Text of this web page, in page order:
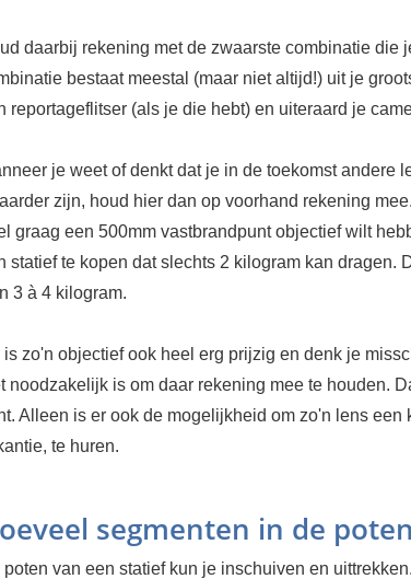
daarbij rekening met de zwaarste combinatie die
bestaat meestal (maar niet altijd!) uit je
reportageflitser (als je die hebt) en uiteraard je
je weet of denkt dat je in de toekomst andere
zijn, houd hier dan op voorhand rekening
graag een 500mm vastbrandpunt objectief wilt
statief te kopen dat slechts 2 kilogram kan dragen.
3 à 4 kilogram.
is zo'n objectief ook heel erg prijzig en denk je
noodzakelijk is om daar rekening mee te houden.
Alleen is er ook de mogelijkheid om zo'n lens een
te huren.
segmenten in de poten
poten van een statief kun je inschuiven en